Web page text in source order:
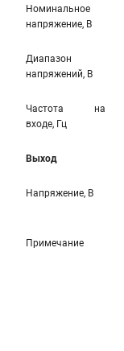
Номинальное
напряжение, В
Диапазон
напряжений, В
Частота на
входе, Гц
Выход
Напряжение, В
Примечание